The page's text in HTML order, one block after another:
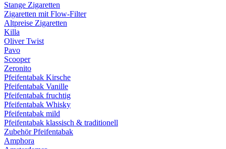
Stange Zigaretten
Zigaretten mit Flow-Filter
Altpreise Zigaretten
Killa
Oliver Twist
Pavo
Scooper
Zeronito
Pfeifentabak Kirsche
Pfeifentabak Vanille
Pfeifentabak fruchtig
Pfeifentabak Whisky
Pfeifentabak mild
Pfeifentabak klassisch & traditionell
Zubehör Pfeifentabak
Amphora